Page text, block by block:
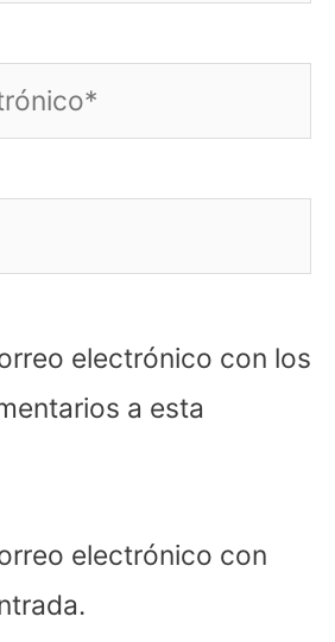
electrónico con los
a esta
electrónico con